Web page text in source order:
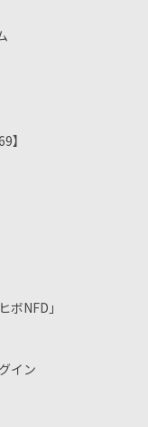
】
ボNFD」
イン